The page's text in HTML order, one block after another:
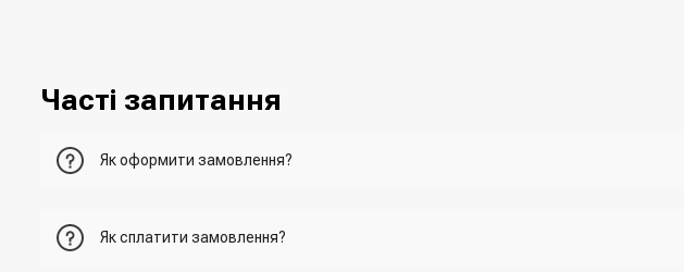
Часті запитання
Як оформити замовлення?
Як сплатити замовлення?